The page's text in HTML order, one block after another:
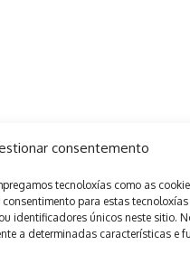
consentemento
tecnoloxías como as
para estas
identificadores únicos neste sitio.
a determinadas características e